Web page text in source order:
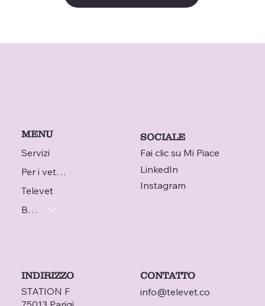
MENU
Servizi
Per i veterinari
Televet
Blog
CONTATTO
info@televet.co
INDIRIZZO
STATION F
SOCIALE
Fai clic su Mi Piace
LinkedIn
Instagram